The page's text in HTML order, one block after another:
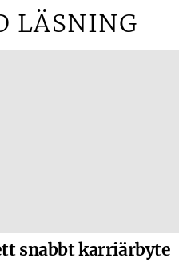
LÄSNING
snabbt karriärbyte